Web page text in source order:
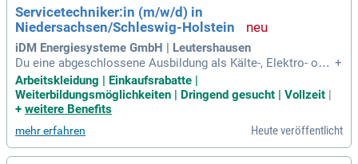
Servicetechniker:in (m/w/d) in
Niedersachsen/Schleswig-Holstein
iDM Energiesysteme GmbH | Leutershausen
Du eine abgeschlossene Ausbildung als Kälte-, Elektro- oder
Heizungstechniker:in und eine; mehrjährige Berufserfahrung
in einem der genannten Bereiche hast; du Berufserfahrung i
m Kund:innendienst mitbringst; hohe Service-, und Lösungs
+
Arbeitskleidung | Einkaufsrabatte |
Weiterbildungsmöglichkeiten | Dringend gesucht | Vollzeit |
+ weitere Benefits
mehr erfahren Heute veröffentlicht